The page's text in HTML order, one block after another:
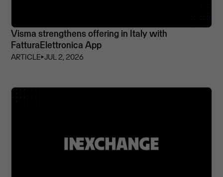
Visma strengthens offering in Italy with
FatturaElettronica App
ARTICLE⏵JUL 2, 2026